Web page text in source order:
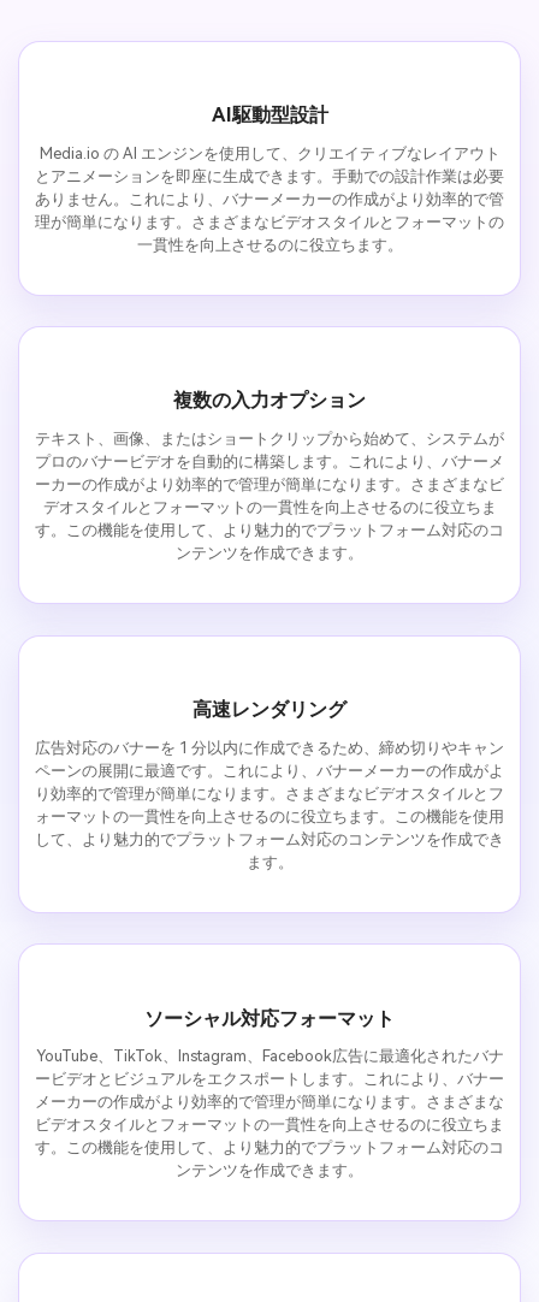
AI駆動型設計
Media.io の AI エンジンを使用して、クリエイティブなレイアウト
とアニメーションを即座に生成できます。手動での設計作業は必要
ありません。これにより、バナーメーカーの作成がより効率的で管
理が簡単になります。さまざまなビデオスタイルとフォーマットの
一貫性を向上させるのに役立ちます。
複数の入力オプション
テキスト、画像、またはショートクリップから始めて、システムが
プロのバナービデオを自動的に構築します。これにより、バナーメ
ーカーの作成がより効率的で管理が簡単になります。さまざまなビ
デオスタイルとフォーマットの一貫性を向上させるのに役立ちま
す。この機能を使用して、より魅力的でプラットフォーム対応のコ
ンテンツを作成できます。
高速レンダリング
広告対応のバナーを 1 分以内に作成できるため、締め切りやキャン
ペーンの展開に最適です。これにより、バナーメーカーの作成がよ
り効率的で管理が簡単になります。さまざまなビデオスタイルとフ
ォーマットの一貫性を向上させるのに役立ちます。この機能を使用
して、より魅力的でプラットフォーム対応のコンテンツを作成でき
ます。
ソーシャル対応フォーマット
YouTube、TikTok、Instagram、Facebook広告に最適化されたバナ
ービデオとビジュアルをエクスポートします。これにより、バナー
メーカーの作成がより効率的で管理が簡単になります。さまざまな
ビデオスタイルとフォーマットの一貫性を向上させるのに役立ちま
す。この機能を使用して、より魅力的でプラットフォーム対応のコ
ンテンツを作成できます。